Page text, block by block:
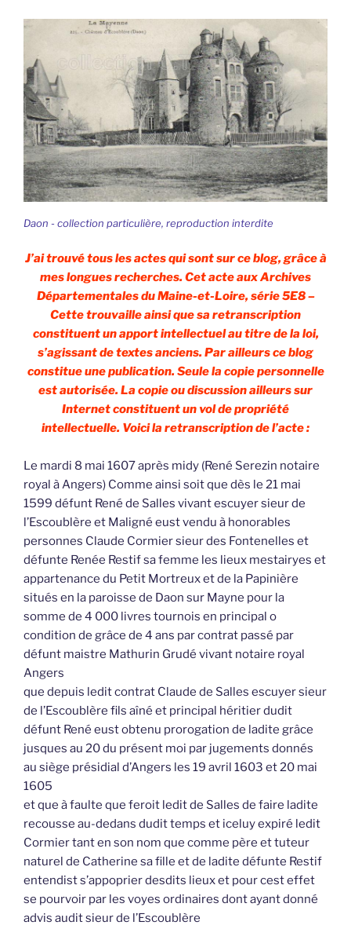
Daon - collection particulière, reproduction interdite
J’ai trouvé tous les actes qui sont sur ce blog, grâce à
mes longues recherches. Cet acte aux Archives
Départementales du Maine-et-Loire, série 5E8 –
Cette trouvaille ainsi que sa retranscription
constituent un apport intellectuel au titre de la loi,
s’agissant de textes anciens. Par ailleurs ce blog
constitue une publication. Seule la copie personnelle
est autorisée. La copie ou discussion ailleurs sur
Internet constituent un vol de propriété
intellectuelle. Voici la retranscription de l’acte :
Le mardi 8 mai 1607 après midy (René Serezin notaire
royal à Angers) Comme ainsi soit que dès le 21 mai
1599 défunt René de Salles vivant escuyer sieur de
l’Escoublère et Maligné eust vendu à honorables
personnes Claude Cormier sieur des Fontenelles et
défunte Renée Restif sa femme les lieux mestairyes et
appartenance du Petit Mortreux et de la Papinière
situés en la paroisse de Daon sur Mayne pour la
somme de 4 000 livres tournois en principal o
condition de grâce de 4 ans par contrat passé par
défunt maistre Mathurin Grudé vivant notaire royal
Angers
que depuis ledit contrat Claude de Salles escuyer sieur
de l’Escoublère fils aîné et principal héritier dudit
défunt René eust obtenu prorogation de ladite grâce
jusques au 20 du présent moi par jugements donnés
au siège présidial d’Angers les 19 avril 1603 et 20 mai
1605
et que à faulte que feroit ledit de Salles de faire ladite
recousse au-dedans dudit temps et iceluy expiré ledit
Cormier tant en son nom que comme père et tuteur
naturel de Catherine sa fille et de ladite défunte Restif
entendist s’appoprier desdits lieux et pour cest effet
se pourvoir par les voyes ordinaires dont ayant donné
advis audit sieur de l’Escoublère